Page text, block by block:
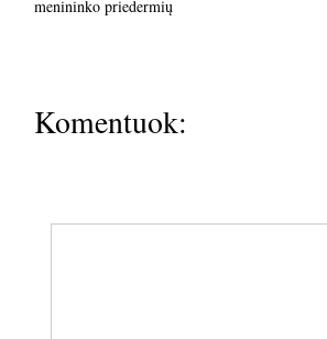
menininko priedermių
Komentuok: